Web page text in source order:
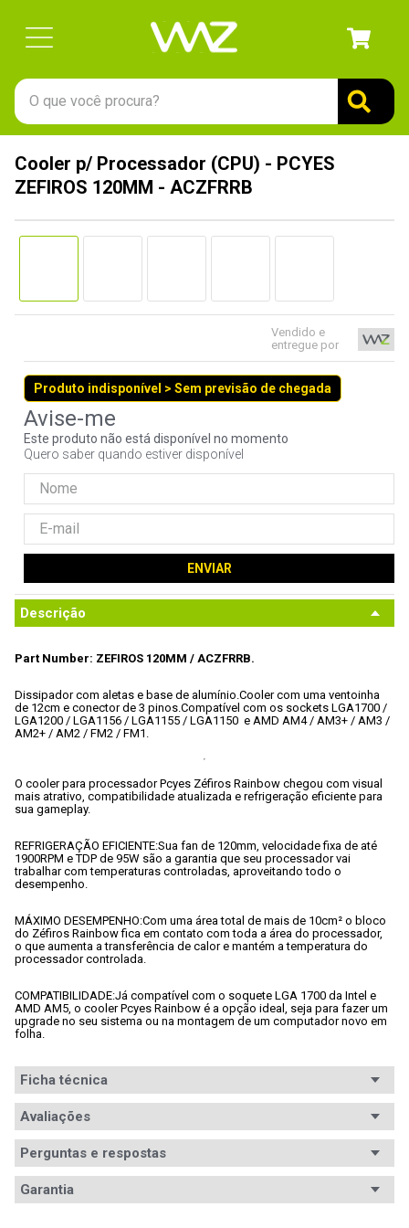
O que você procura?
Cooler p/ Processador (CPU) - PCYES
ZEFIROS 120MM - ACZFRRB
Vendido e
entregue por
Produto indisponível > Sem previsão de chegada
Este produto não está disponível no momento
Quero saber quando estiver disponível
ENVIAR
Descrição
Part Number: ZEFIROS 120MM / ACZFRRB.
Dissipador com aletas e base de alumínio.Cooler com uma ventoinha
de 12cm e conector de 3 pinos.Compatível com os sockets LGA1700 /
LGA1200 / LGA1156 / LGA1155 / LGA1150  e AMD AM4 / AM3+ / AM3 /
AM2+ / AM2 / FM2 / FM1.
O cooler para processador Pcyes Zéfiros Rainbow chegou com visual
mais atrativo, compatibilidade atualizada e refrigeração eficiente para
sua gameplay.
REFRIGERAÇÃO EFICIENTE:Sua fan de 120mm, velocidade fixa de até
1900RPM e TDP de 95W são a garantia que seu processador vai
trabalhar com temperaturas controladas, aproveitando todo o
desempenho.
MÁXIMO DESEMPENHO:Com uma área total de mais de 10cm² o bloco
do Zéfiros Rainbow fica em contato com toda a área do processador,
o que aumenta a transferência de calor e mantém a temperatura do
processador controlada.
COMPATIBILIDADE:Já compatível com o soquete LGA 1700 da Intel e
AMD AM5, o cooler Pcyes Rainbow é a opção ideal, seja para fazer um
upgrade no seu sistema ou na montagem de um computador novo em
folha.
Ficha técnica
Conteúdo da
embalagem
Tipo Refrigeração ativa
Socket
AM2, AM2+, AM3, AM3+, AM4, FM1, FM2, FM2+,
Avaliações
Avaliações
Perguntas e respostas
Garantia
1º
gabinete
3º
teclado
5º
openbox
7º
fractal
8º
controle
hd
10º jonsbo